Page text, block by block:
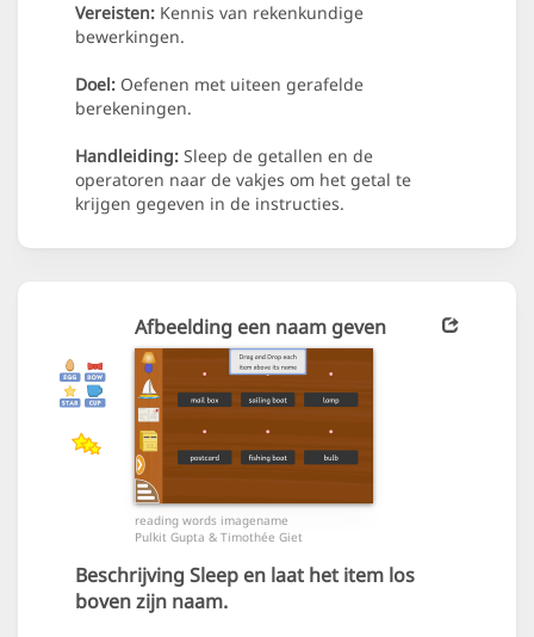
Vereisten: Kennis van rekenkundige
bewerkingen.
Doel: Oefenen met uiteen gerafelde
berekeningen.
Handleiding: Sleep de getallen en de
operatoren naar de vakjes om het getal te
krijgen gegeven in de instructies.
Afbeelding een naam geven
reading words imagename
Pulkit Gupta & Timothée Giet
BeschrijvingSleep en laat het item los
boven zijn naam.